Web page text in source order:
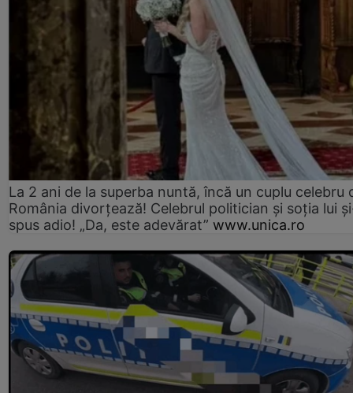
La 2 ani de la superba nuntă, încă un cuplu celebru
România divorțează! Celebrul politician și soția lui
spus adio! „Da, este adevărat” www.unica.ro